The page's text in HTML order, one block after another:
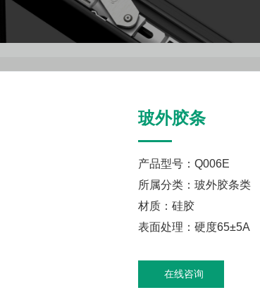
玻外胶条
产品型号：Q006E
所属分类：玻外胶条类
材质：硅胶
表面处理：硬度65±5A
在线咨询